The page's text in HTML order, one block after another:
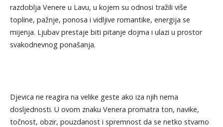
razdoblja Venere u Lavu, u kojem su odnosi tražili više
topline, pažnje, ponosa i vidljive romantike, energija se
mijenja. Ljubav prestaje biti pitanje dojma i ulazi u prostor
svakodnevnog ponašanja.
Djevica ne reagira na velike geste ako iza njih nema
dosljednosti. U ovom znaku Venera promatra ton, navike,
točnost, obzir, pouzdanost i spremnost da se netko stvarno